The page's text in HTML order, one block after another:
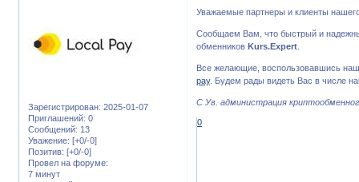
Зарегистрирован: 2025-01-07
Приглашений: 0
Сообщений: 13
Уважение: [+0/-0]
Позитив: [+0/-0]
Провел на форуме:
7 минут
Уважаемые партнеры и клиенты
Сообщаем Вам, что быстрый и
обменниковKurs.Expert
Все желающие, воспользовавшись
pay. Будем рады видеть Вас в числе
С Ув. администрация
0